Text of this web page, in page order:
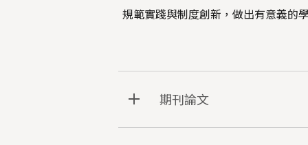
規範實踐與制度創新，做出有意義的
期刊論文